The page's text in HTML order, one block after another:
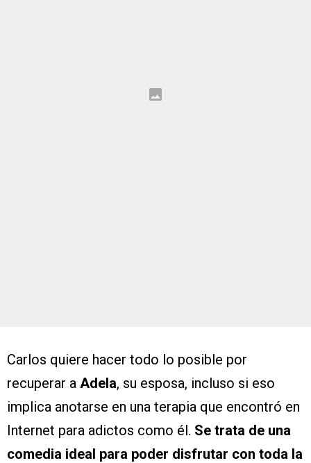
Carlos quiere hacer todo lo posible por
recuperar a Adela, su esposa, incluso si eso
implica anotarse en una terapia que encontró en
Internet para adictos como él. Se trata de una
comedia ideal para poder disfrutar con toda la